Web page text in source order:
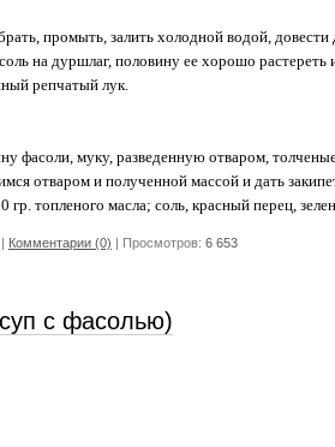
промыть, залить холодной водой,
на дуршлаг, половину ее хорошо
репчатый лук.
фасоли, муку, разведенную отваром,
отваром и полученной массой и дать
гр. топленого масла; соль, красный перец,
| Комментарии (0) | Просмотров: 6 653
с фасолью)